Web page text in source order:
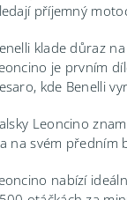
příjemný
klade důraz
je prvním
kde Benelli
Leoncino
na svém předním
nabízí